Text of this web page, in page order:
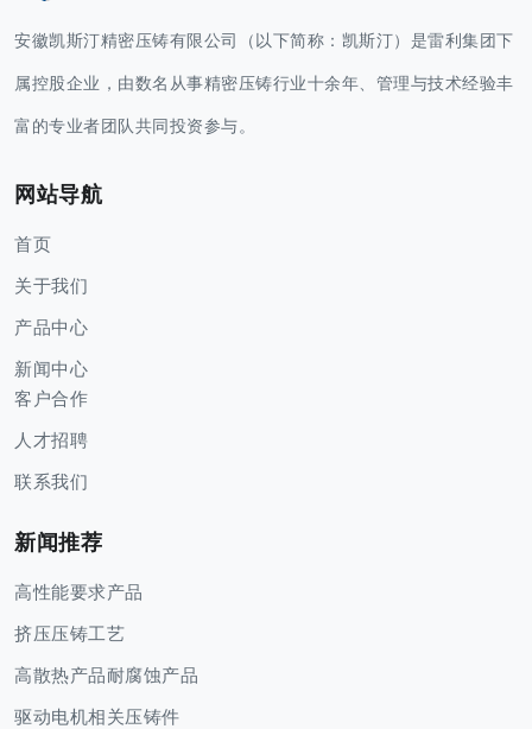
安徽凯斯汀精密压铸有限公司（以下简称：凯斯汀）是雷利集团下
属控股企业，由数名从事精密压铸行业十余年、管理与技术经验丰
富的专业者团队共同投资参与。
网站导航
首页
关于我们
产品中心
新闻中心
客户合作
人才招聘
联系我们
新闻推荐
高性能要求产品
挤压压铸工艺
高散热产品耐腐蚀产品
驱动电机相关压铸件